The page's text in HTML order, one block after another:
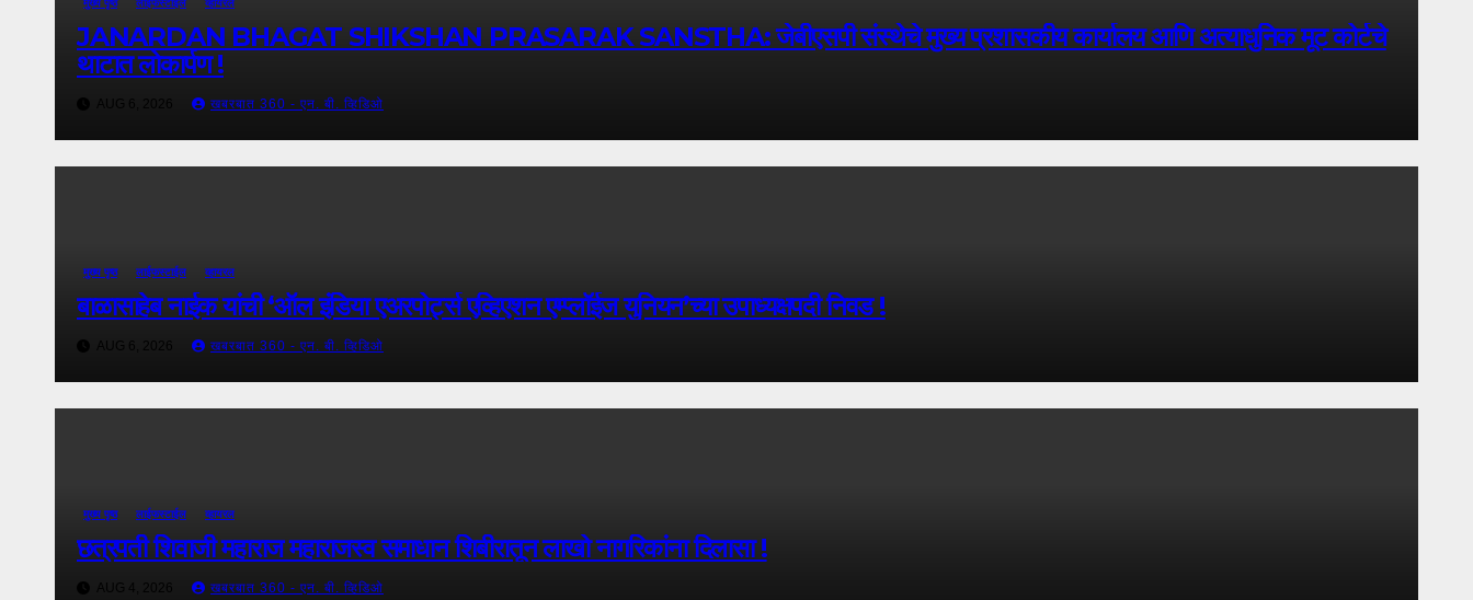
मुख्य पृष्ठ लाईफस्टाईल व्हायरल
JANARDAN BHAGAT SHIKSHAN PRASARAK SANSTHA: जेबीएसपी संस्थेचे मुख्य प्रशासकीय कार्यालय आणि अत्याधुनिक मूट कोर्टचे
थाटात लोकार्पण !
खबरबात 360 - एन. बी. व्हिडिओ
मुख्य पृष्ठ लाईफस्टाईल व्हायरल
बाळासाहेब नाईक यांची ‘ऑल इंडिया एअरपोर्ट्स एव्हिएशन एम्प्लॉईज युनियन’च्या उपाध्यक्षपदी निवड !
AUG 6, 2026 खबरबात 360 - एन. बी. व्हिडिओ
मुख्य पृष्ठ लाईफस्टाईल व्हायरल
छत्रपती शिवाजी महाराज महाराजस्व समाधान शिबीरातून लाखो नागरिकांना दिलासा !
AUG 4, 2026 खबरबात 360 - एन. बी. व्हिडिओ